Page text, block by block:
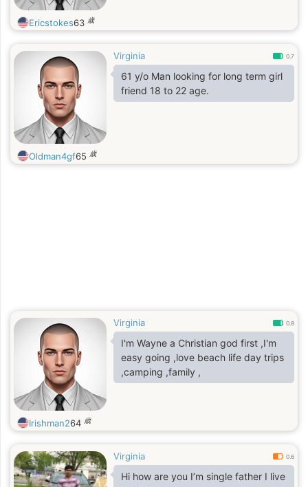
Ericstokes63 歳
Virginia 0.7
61 y/o Man looking for long term girl
friend 18 to 22 age.
Oldman4gf65 歳
Virginia 0.8
I'm Wayne a Christian god first ,I'm
easy going ,love beach life day trips
,camping ,family ,
Irishman264 歳
Virginia 0.6
Hi how are you I’m single father I live